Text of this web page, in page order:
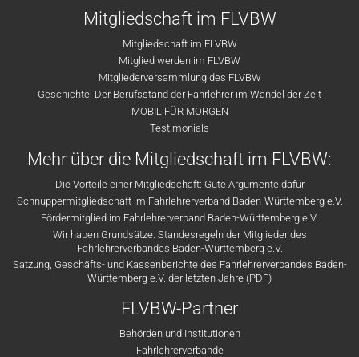
Mitgliedschaft im FLVBW
Mitgliedschaft im FLVBW
Mitglied werden im FLVBW
Mitgliederversammlung des FLVBW
Geschichte: Der Berufsstand der Fahrlehrer im Wandel der Zeit
MOBIL FÜR MORGEN
Testimonials
Mehr über die Mitgliedschaft im FLVBW:
Die Vorteile einer Mitgliedschaft: Gute Argumente dafür
Schnuppermitgliedschaft im Fahrlehrerverband Baden-Württemberg e.V.
Fördermitglied im Fahrlehrerverband Baden-Württemberg e.V.
Wir haben Grundsätze: Standesregeln der Mitglieder des
Fahrlehrerverbandes Baden-Württemberg e.V.
Satzung, Geschäfts- und Kassenberichte des Fahrlehrerverbandes Baden-
Württemberg e.V. der letzten Jahre (PDF)
FLVBW-Partner
Behörden und Institutionen
Fahrlehrerverbände